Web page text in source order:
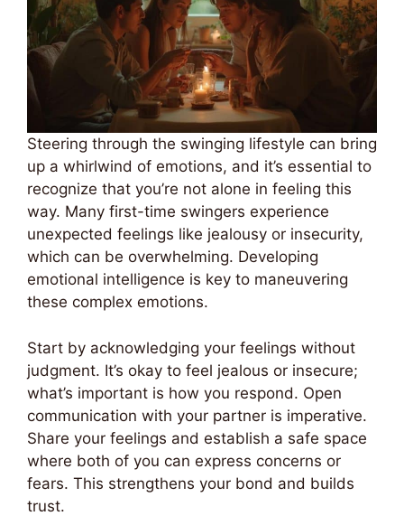
Steering through the swinging lifestyle can bring
up a whirlwind of emotions, and it’s essential to
recognize that you’re not alone in feeling this
way. Many first-time swingers experience
unexpected feelings like jealousy or insecurity,
which can be overwhelming. Developing
emotional intelligence is key to maneuvering
these complex emotions.
Start by acknowledging your feelings without
judgment. It’s okay to feel jealous or insecure;
what’s important is how you respond. Open
communication with your partner is imperative.
Share your feelings and establish a safe space
where both of you can express concerns or
fears. This strengthens your bond and builds
trust.